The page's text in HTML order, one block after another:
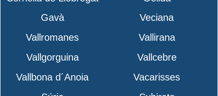
Gavà
Veciana
Vallromanes
Vallirana
Vallgorguina
Vallcebre
Vallbona d´Anoia
Vacarisses